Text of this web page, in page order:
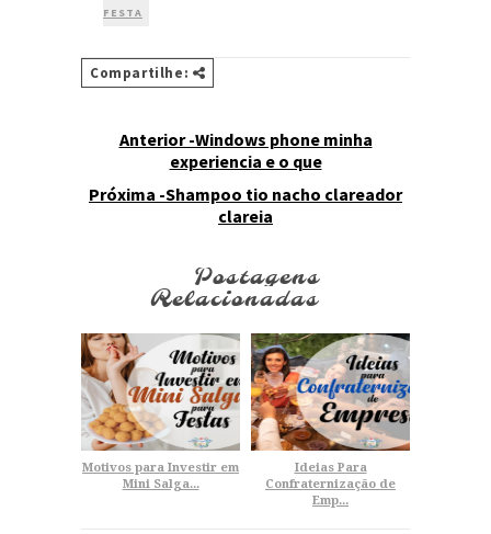
FESTA
Compartilhe:
Anterior -Windows phone minha
experiencia e o que
Próxima -Shampoo tio nacho clareador
clareia
Postagens
Relacionadas
Motivos para Investir em
Mini Salga...
Ideias Para
Confraternização de
Emp...